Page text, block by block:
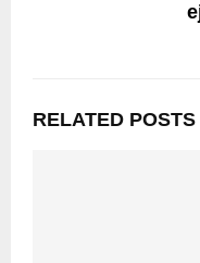
RELATED POSTS